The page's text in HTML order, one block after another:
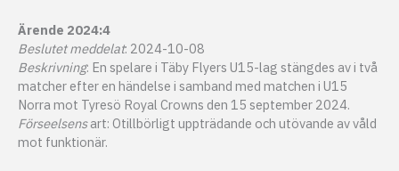
Ärende 2024:4
Beslutet meddelat: 2024-10-08
Beskrivning: En spelare i Täby Flyers U15-lag stängdes av i två
matcher efter en händelse i samband med matchen i U15
Norra mot Tyresö Royal Crowns den 15 september 2024.
Förseelsensart: Otillbörligt uppträdande och utövande av våld
mot funktionär.